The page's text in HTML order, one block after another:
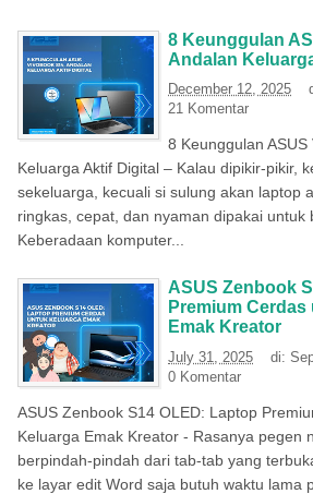
8 Keunggulan
Andalan
December 12, 2025
21 Komentar
8 Keunggulan
Keluarga Aktif Digital – Kalau dipikir-pikir,
sekeluarga, kecuali si sulung akan laptop
ringkas, cepat, dan nyaman dipakai untuk
Keberadaan komputer...
ASUS Zenbook
Premium
Emak Kreator
July 31, 2025 di:
0 Komentar
ASUS Zenbook S14 OLED: Laptop
Keluarga Emak Kreator - Rasanya pegen
berpindah-pindah dari tab-tab yang
ke layar edit Word saja butuh waktu lama